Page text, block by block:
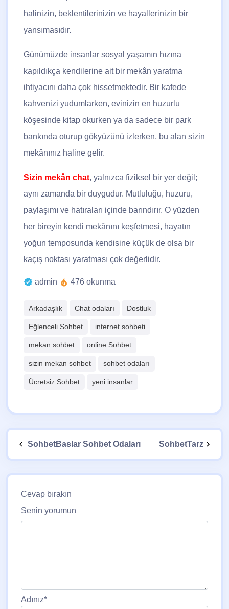
halinizin, beklentilerinizin ve hayallerinizin bir
yansımasıdır.
Günümüzde insanlar sosyal yaşamın hızına
kapıldıkça kendilerine ait bir mekân yaratma
ihtiyacını daha çok hissetmektedir. Bir kafede
kahvenizi yudumlarken, evinizin en huzurlu
köşesinde kitap okurken ya da sadece bir park
bankında oturup gökyüzünü izlerken, bu alan sizin
mekânınız haline gelir.
Sizin mekân chat, yalnızca fiziksel bir yer değil;
aynı zamanda bir duygudur. Mutluluğu, huzuru,
paylaşımı ve hatıraları içinde barındırır. O yüzden
her bireyin kendi mekânını keşfetmesi, hayatın
yoğun temposunda kendisine küçük de olsa bir
kaçış noktası yaratması çok değerlidir.
admin 476 okunma
Arkadaşlık Chat odaları Dostluk
Eğlenceli Sohbet internet sohbeti
mekan sohbet online Sohbet
sizin mekan sohbet sohbet odaları
Ücretsiz Sohbet yeni insanlar
SohbetBaslar Sohbet Odaları SohbetTarz
Cevap bırakın
Senin yorumun
Adınız*